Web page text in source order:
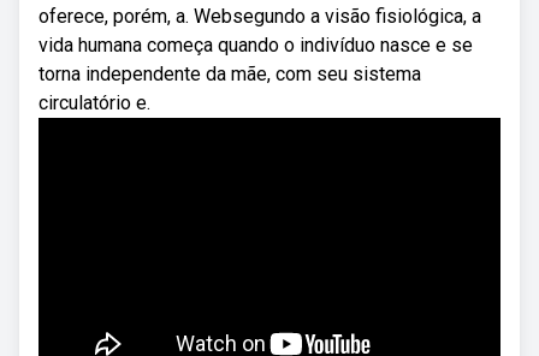
oferece, porém, a. Websegundo a visão fisiológica, a
vida humana começa quando o indivíduo nasce e se
torna independente da mãe, com seu sistema
circulatório e.